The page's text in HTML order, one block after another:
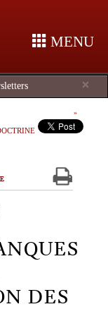
MENU
×
DES